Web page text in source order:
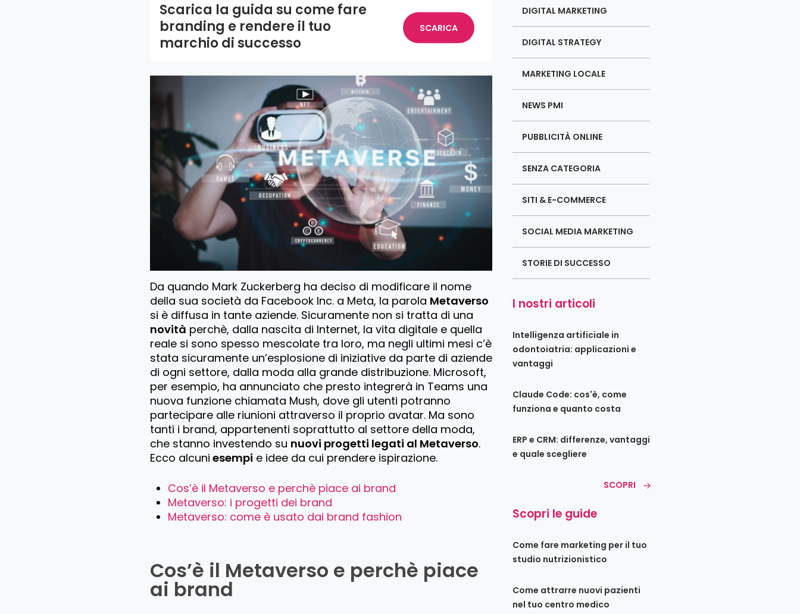
Scarica la guida su come fare
branding e rendere il tuo
marchio di successo
SCARICA
Da quando Mark Zuckerberg ha deciso di modificare il nome
della sua società da Facebook Inc. a Meta, la parola Metaverso
si è diffusa in tante aziende. Sicuramente non si tratta di una
novità perchè, dalla nascita di Internet, la vita digitale e quella
reale si sono spesso mescolate tra loro, ma negli ultimi mesi c’è
stata sicuramente un’esplosione di iniziative da parte di aziende
di ogni settore, dalla moda alla grande distribuzione. Microsoft,
per esempio, ha annunciato che presto integrerà in Teams una
nuova funzione chiamata Mush, dove gli utenti potranno
partecipare alle riunioni attraverso il proprio avatar. Ma sono
tanti i brand, appartenenti soprattutto al settore della moda,
che stanno investendo su nuovi progetti legati al Metaverso.
Ecco alcuni esempi e idee da cui prendere ispirazione.
Cos’è il Metaverso e perchè piace ai brand
Metaverso: i progetti dei brand
Metaverso: come è usato dai brand fashion
Cos’è il Metaverso e perchè piace
ai brand
DIGITAL MARKETING
DIGITAL STRATEGY
MARKETING LOCALE
NEWS PMI
PUBBLICITÀ ONLINE
SENZA CATEGORIA
SITI & E-COMMERCE
SOCIAL MEDIA MARKETING
STORIE DI SUCCESSO
I nostri articoli
Intelligenza artificiale in
odontoiatria: applicazioni e
vantaggi
Claude Code: cos'è, come
funziona e quanto costa
ERP e CRM: differenze, vantaggi
e quale scegliere
SCOPRI
Scopri le guide
Come fare marketing per il tuo
studio nutrizionistico
Come attrarre nuovi pazienti
nel tuo centro medico